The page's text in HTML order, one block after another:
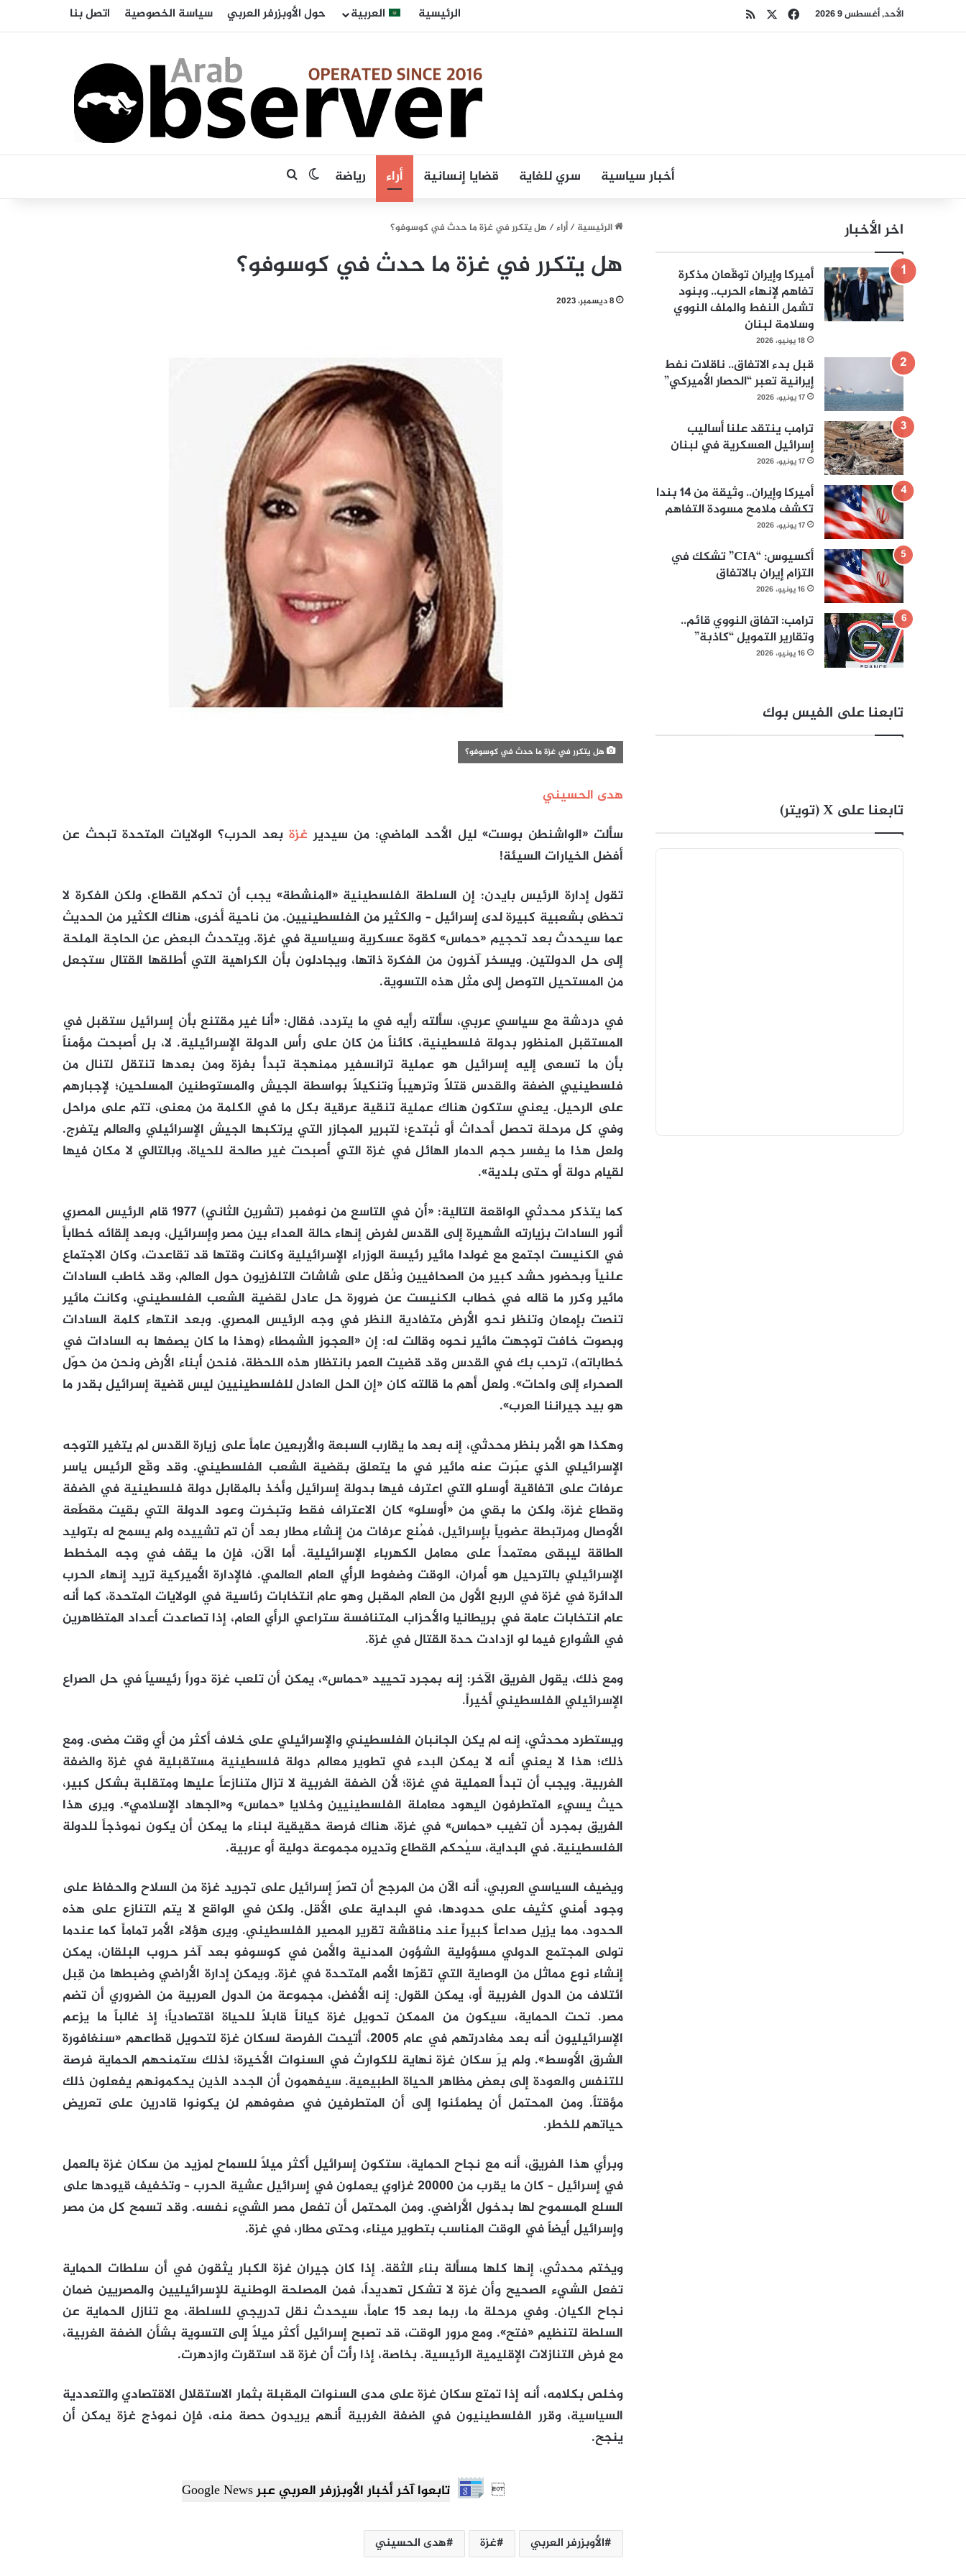
الأحد, أغسطس 9 2026 فيسبوك الرئيسية العربية حول الأوبزرفر العربي سياسة الخصوصية اتصل بنا
أخبار سياسية سري للغاية قضايا إنسانية أراء رياضة الوضع المظلم
الرئيسية/أراء/ هل يتكرر في غزة ما حدث في كوسوفو؟
هل يتكرر في غزة ما حدث في كوسوفو؟
8 ديسمبر، 2023
هل يتكرر في غزة ما حدث في كوسوفو؟
هدى الحسيني
سألت «الواشنطن بوست» ليل الأحد الماضي: من سيدير غزة بعد الحرب؟ الولايات المتحدة تبحث عن
أفضل الخيارات السيئة!
تقول إدارة الرئيس بايدن: إن السلطة الفلسطينية «المنشطة» يجب أن تحكم القطاع، ولكن الفكرة لا
تحظى بشعبية كبيرة لدى إسرائيل – والكثير من الفلسطينيين. من ناحية أخرى، هناك الكثير من الحديث
عما سيحدث بعد تحجيم «حماس» كقوة عسكرية وسياسية في غزة. ويتحدث البعض عن الحاجة الملحة
إلى حل الدولتين. ويسخر آخرون من الفكرة ذاتها، ويجادلون بأن الكراهية التي أطلقها القتال ستجعل
من المستحيل التوصل إلى مثل هذه التسوية.
في دردشة مع سياسي عربي، سألته رأيه في ما يتردد، فقال: «أنا غير مقتنع بأن إسرائيل ستقبل في
المستقبل المنظور بدولة فلسطينية، كائناً من كان على رأس الدولة الإسرائيلية. لا، بل أصبحت مؤمناً
بأن ما تسعى إليه إسرائيل هو عملية ترانسفير ممنهجة تبدأ بغزة ومن بعدها تنتقل لتنال من
فلسطينيي الضفة والقدس قتلاً وترهيباً وتنكيلاً بواسطة الجيش والمستوطنين المسلحين؛ لإجبارهم
على الرحيل. يعني ستكون هناك عملية تنقية عرقية بكل ما في الكلمة من معنى، تتم على مراحل
وفي كل مرحلة تحصل أحداث أو تُبتدع؛ لتبرير المجازر التي يرتكبها الجيش الإسرائيلي والعالم يتفرج.
ولعل هذا ما يفسر حجم الدمار الهائل في غزة التي أصبحت غير صالحة للحياة، وبالتالي لا مكان فيها
لقيام دولة أو حتى بلدية».
كما يتذكر محدثي الواقعة التالية: «أن في التاسع من نوفمبر (تشرين الثاني) 1977 قام الرئيس المصري
أنور السادات بزيارته الشهيرة إلى القدس لغرض إنهاء حالة العداء بين مصر وإسرائيل، وبعد إلقائه خطاباً
في الكنيست اجتمع مع غولدا مائير رئيسة الوزراء الإسرائيلية وكانت وقتها قد تقاعدت، وكان الاجتماع
علنياً وبحضور حشد كبير من الصحافيين ونُقل على شاشات التلفزيون حول العالم، وقد خاطب السادات
مائير وكرر ما قاله في خطاب الكنيست عن ضرورة حل عادل لقضية الشعب الفلسطيني، وكانت مائير
تنصت بإمعان وتنظر نحو الأرض متفادية النظر في وجه الرئيس المصري. وبعد انتهاء كلمة السادات
وبصوت خافت توجهت مائير نحوه وقالت له: إن «العجوز الشمطاء (وهذا ما كان يصفها به السادات في
خطاباته)، ترحب بك في القدس وقد قضيت العمر بانتظار هذه اللحظة، فنحن أبناء الأرض ونحن من حوّل
الصحراء إلى واحات». ولعل أهم ما قالته كان «إن الحل العادل للفلسطينيين ليس قضية إسرائيل بقدر ما
هو بيد جيراننا العرب».
وهكذا هو الأمر بنظر محدثي، إنه بعد ما يقارب السبعة والأربعين عاماً على زيارة القدس لم يتغير التوجه
الإسرائيلي الذي عبّرت عنه مائير في ما يتعلق بقضية الشعب الفلسطيني. وقد وقّع الرئيس ياسر
عرفات على اتفاقية أوسلو التي اعترف فيها بدولة إسرائيل وأخذ بالمقابل دولة فلسطينية في الضفة
وقطاع غزة، ولكن ما بقي من «أوسلو» كان الاعتراف فقط وتبخرت وعود الدولة التي بقيت مقطّعة
الأوصال ومرتبطة عضوياً بإسرائيل، فمُنع عرفات من إنشاء مطار بعد أن تم تشييده ولم يسمح له بتوليد
الطاقة ليبقى معتمداً على معامل الكهرباء الإسرائيلية. أما الآن، فإن ما يقف في وجه المخطط
الإسرائيلي بالترحيل هو أمران، الوقت وضغوط الرأي العام العالمي. فالإدارة الأميركية تريد إنهاء الحرب
الدائرة في غزة في الربع الأول من العام المقبل وهو عام انتخابات رئاسية في الولايات المتحدة، كما أنه
عام انتخابات عامة في بريطانيا والأحزاب المتنافسة ستراعي الرأي العام، إذا تصاعدت أعداد المتظاهرين
في الشوارع فيما لو ازدادت حدة القتال في غزة.
ومع ذلك، يقول الفريق الآخر: إنه بمجرد تحييد «حماس»، يمكن أن تلعب غزة دوراً رئيسياً في حل الصراع
الإسرائيلي الفلسطيني أخيراً.
ويستطرد محدثي، إنه لم يكن الجانبان الفلسطيني والإسرائيلي على خلاف أكثر من أي وقت مضى. ومع
ذلك؛ هذا لا يعني أنه لا يمكن البدء في تطوير معالم دولة فلسطينية مستقبلية في غزة والضفة
الغربية. ويجب أن تبدأ العملية في غزة؛ لأن الضفة الغربية لا تزال متنازعاً عليها ومتقلبة بشكل كبير،
حيث يسيء المتطرفون اليهود معاملة الفلسطينيين وخلايا «حماس» و«الجهاد الإسلامي». ويرى هذا
الفريق بمجرد أن تغيب «حماس» في غزة، هناك فرصة حقيقية لبناء ما يمكن أن يكون نموذجاً للدولة
الفلسطينية. في البداية، سيُحكم القطاع وتديره مجموعة دولية أو عربية.
ويضيف السياسي العربي، أنه الآن من المرجح أن تصرّ إسرائيل على تجريد غزة من السلاح والحفاظ على
وجود أمني كثيف على حدودها، في البداية على الأقل. ولكن في الواقع لا يتم التنازع على هذه
الحدود، مما يزيل صداعاً كبيراً عند مناقشة تقرير المصير الفلسطيني. ويرى هؤلاء الأمر تماماً كما عندما
تولى المجتمع الدولي مسؤولية الشؤون المدنية والأمن في كوسوفو بعد آخر حروب البلقان، يمكن
إنشاء نوع مماثل من الوصاية التي تقرّها الأمم المتحدة في غزة. ويمكن إدارة الأراضي وضبطها من قِبل
ائتلاف من الدول الغربية أو، يمكن القول: إنه الأفضل، مجموعة من الدول العربية من الضروري أن تضم
مصر. تحت الحماية، سيكون من الممكن تحويل غزة كياناً قابلاً للحياة اقتصادياً؛ إذ غالباً ما يزعم
الإسرائيليون أنه بعد مغادرتهم في عام 2005، أتيحت الفرصة لسكان غزة لتحويل قطاعهم «سنغافورة
الشرق الأوسط». ولم يرَ سكان غزة نهاية للكوارث في السنوات الأخيرة؛ لذلك ستمنحهم الحماية فرصة
للتنفس والعودة إلى بعض مظاهر الحياة الطبيعية. سيفهمون أن الجدد الذين يحكمونهم يفعلون ذلك
مؤقتاً. ومن المحتمل أن يطمئنوا إلى أن المتطرفين في صفوفهم لن يكونوا قادرين على تعريض
حياتهم للخطر.
وبرأي هذا الفريق، أنه مع نجاح الحماية، ستكون إسرائيل أكثر ميلاً للسماح لمزيد من سكان غزة بالعمل
في إسرائيل – كان ما يقرب من 20000 غزاوي يعملون في إسرائيل عشية الحرب – وتخفيف قيودها على
السلع المسموح لها بدخول الأراضي. ومن المحتمل أن تفعل مصر الشيء نفسه. وقد تسمح كل من مصر
وإسرائيل أيضاً في الوقت المناسب بتطوير ميناء، وحتى مطار، في غزة.
ويختم محدثي، إنها كلها مسألة بناء الثقة. إذا كان جيران غزة الكبار يثقون في أن سلطات الحماية
تفعل الشيء الصحيح وأن غزة لا تشكل تهديداً، فمن المصلحة الوطنية للإسرائيليين والمصريين ضمان
نجاح الكيان. وفي مرحلة ما، ربما بعد 15 عاماً، سيحدث نقل تدريجي للسلطة، مع تنازل الحماية عن
السلطة لتنظيم «فتح». ومع مرور الوقت، قد تصبح إسرائيل أكثر ميلاً إلى التسوية بشأن الضفة الغربية،
مع فرض التنازلات الإقليمية الرئيسية. بخاصة، إذا رأت أن غزة قد استقرت وازدهرت.
وخلص بكلامه، أنه إذا تمتع سكان غزة على مدى السنوات المقبلة بثمار الاستقلال الاقتصادي والتعددية
السياسية، وقرر الفلسطينيون في الضفة الغربية أنهم يريدون حصة منه، فإن نموذج غزة يمكن أن
ينجح.
 تابعوا آخر أخبار الأوبزرفر العربي عبر Google News
الأوبزرفر العربي غزة هدى الحسيني
اخر الأخبار
أميركا وإيران توقّعان مذكرة
تفاهم لإنهاء الحرب.. وبنود
تشمل النفط والملف النووي
وسلامة لبنان
18 يونيو، 2026
قبل بدء الاتفاق.. ناقلات نفط
إيرانية تعبر “الحصار الأميركي”
17 يونيو، 2026
ترامب ينتقد علنا أساليب
إسرائيل العسكرية في لبنان
17 يونيو، 2026
أميركا وإيران.. وثيقة من 14 بندا
تكشف ملامح مسودة التفاهم
17 يونيو، 2026
أكسيوس: “CIA” تشكك في
التزام إيران بالاتفاق
16 يونيو، 2026
ترامب: اتفاق النووي قائم..
وتقارير التمويل “كاذبة”
16 يونيو، 2026
تابعنا على الفيس بوك
تابعنا على X (تويتر)